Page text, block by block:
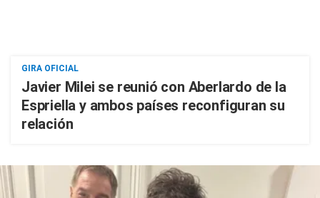
GIRA OFICIAL
Javier Milei se reunió con Aberlardo de la
Espriella y ambos países reconfiguran su
relación